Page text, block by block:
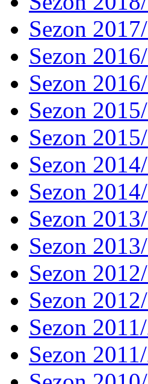
Sezon
Sezon
Sezon
Sezon
Sezon
Sezon
Sezon
Sezon
Sezon
Sezon
Sezon
Sezon
Sezon